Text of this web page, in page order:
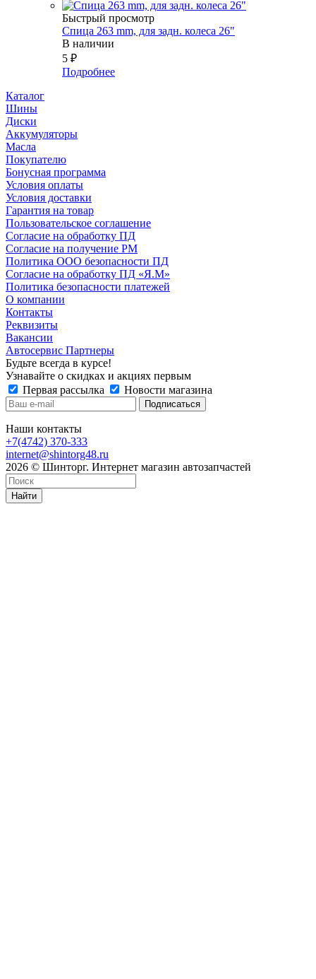
Быстрый просмотр
Спица 263 mm, для задн. колеса 26"
В наличии
5 ₽
Подробнее
Каталог
Шины
Диски
Аккумуляторы
Масла
Покупателю
Бонусная программа
Условия оплаты
Условия доставки
Гарантия на товар
Пользовательское соглашение
Согласие на обработку ПД
Согласие на получение РМ
Политика ООО безопасности ПД
Согласие на обработку ПД «Я.М»
Политика безопасности платежей
О компании
Контакты
Реквизиты
Вакансии
Автосервис Партнеры
Будьте всегда в курсе!
Узнавайте о скидках и акциях первым
Первая рассылка
Новости магазина
Наши контакты
+7(4742) 370-333
internet@shintorg48.ru
2026 © Шинторг. Интернет магазин автозапчастей
Найти